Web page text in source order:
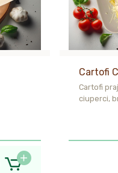
Cartofi
Cartofi
ciuperci,